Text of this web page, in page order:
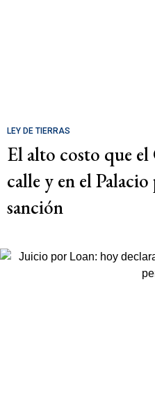
LEY DE TIERRAS
El alto costo que
calle y en el
sanción